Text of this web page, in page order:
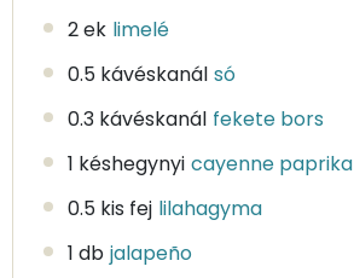
2 ek limelé
0.5 kávéskanál só
0.3 kávéskanál fekete bors
1 késhegynyi cayenne paprika
0.5 kis fej lilahagyma
1 db jalapeño